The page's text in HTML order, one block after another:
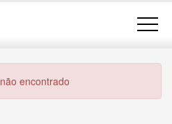
não encontrado